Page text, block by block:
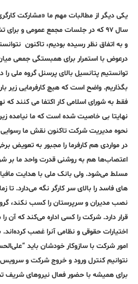
یکی دیگر از مطالبات مهم ما «مشارکت
سال ۹۷ که در جلسات مجمع عمومی و
و به اتفاق نظر رسیده بودیم، تاکنون
درعوض با استمرار برای همبستگی جمعی میان
توانستیم پتانسیل بالای پرسنل گروه ملی
بگذاریم. واضح است که هیچ کارفرمایی زیر
فقط به شورای اسلامی کار اکتفا می کنند که
نهایتا بی خاصیت شده است که ما نیامده
نحوه مدیریت شرکت تاکنون نقش ما رسوایی
در مواردی هم کارفرما را مجبور به تعویض
اعتصاب‌ها هم به روشنی قدرت واحد ما بر
مسلط می‌شود. ولی بانک ملی با هدایت
های فاسد را بالای سر کارگر نگه می‌دارد. تا
نصب مدیران و سرپرستان را کسب نکند،
قرار دارد. شرکت را کسی اداره می‌کند که آن را
اختیارات حقوقی و نظامی آنرا غصب
امور شرکت با سازوکار خودشان باید
نتوانیم کنترل ورود و خروج شرکت و
برای همیشه با حضور فعال نیروهای شریف